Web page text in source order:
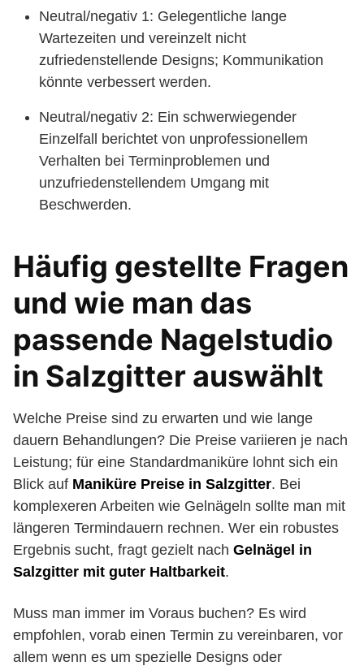
Neutral/negativ 1: Gelegentliche lange
Wartezeiten und vereinzelt nicht
zufriedenstellende Designs; Kommunikation
könnte verbessert werden.
Neutral/negativ 2: Ein schwerwiegender
Einzelfall berichtet von unprofessionellem
Verhalten bei Terminproblemen und
unzufriedenstellendem Umgang mit
Beschwerden.
Häufig gestellte Fragen
und wie man das
passende Nagelstudio
in Salzgitter auswählt
Welche Preise sind zu erwarten und wie lange
dauern Behandlungen? Die Preise variieren je nach
Leistung; für eine Standardmaniküre lohnt sich ein
Blick auf Maniküre Preise in Salzgitter. Bei
komplexeren Arbeiten wie Gelnägeln sollte man mit
längeren Termindauern rechnen. Wer ein robustes
Ergebnis sucht, fragt gezielt nach Gelnägel in
Salzgitter mit guter Haltbarkeit.
Muss man immer im Voraus buchen? Es wird
empfohlen, vorab einen Termin zu vereinbaren, vor
allem wenn es um spezielle Designs oder